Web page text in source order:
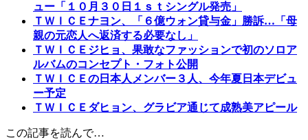
ュー「１０月３０日１ｓｔシングル発売」
ＴＷＩＣＥナヨン、「６億ウォン貸与金」勝訴…「母
親の元恋人へ返済する必要なし」
ＴＷＩＣＥジヒョ、果敢なファッションで初のソロア
ルバムのコンセプト・フォト公開
ＴＷＩＣＥの日本人メンバー３人、今年夏日本デビュ
ー予定
ＴＷＩＣＥダヒョン、グラビア通じて成熟美アピール
この記事を読んで…